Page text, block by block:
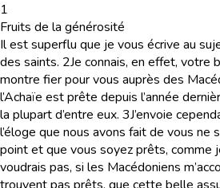
1
Fruits de la générosité
Il est superflu que je vous écrive au
des saints. 2Je connais, en effet, votre
montre fier pour vous auprès des
l’Achaïe est prête depuis l’année
la plupart d’entre eux. 3J’envoie
l’éloge que nous avons fait de vous ne
point et que vous soyez prêts, comme
voudrais pas, si les Macédoniens